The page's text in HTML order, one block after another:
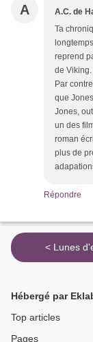
A A.C. de
Ta
reprend
de
Par
que
Jones,
un des
roman
plus de
Répondre
< Lunes
Hébergé par
Top articles
Pages